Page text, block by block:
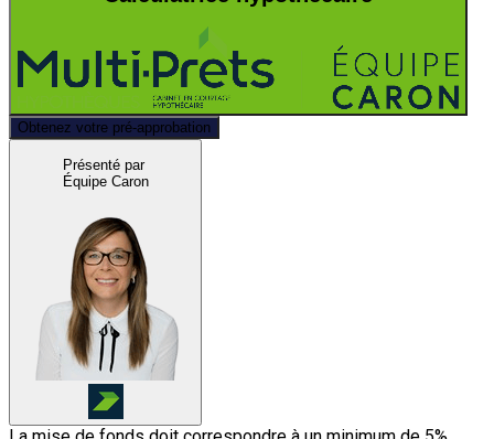
Obtenez votre pré-approbation
Présenté par
Équipe Caron